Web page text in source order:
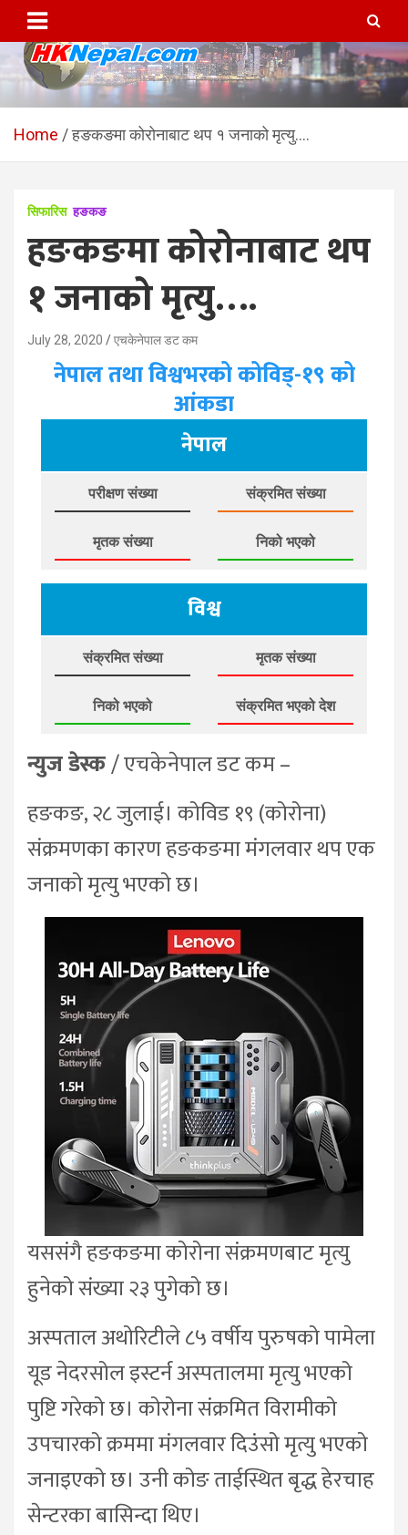
content
HKNepal.com – हङकङबाट
सञ्चालित पहिलो नेपाली अनलाईन
hknepal, hknepal.com, hk nepal, hk nepal com
Home हङकङमा कोरोनाबाट थप १ जनाको मृत्यु….
सिफारिस हङकङ
हङकङमा कोरोनाबाट थप
१ जनाको मृत्यु….
July 28, 2020 एचकेनेपाल डट कम
नेपाल तथा विश्वभरको कोविड्-१९ को
आंकडा
नेपाल
परीक्षण संख्या संक्रमित संख्या
मृतक संख्या निको भएको
विश्व
संक्रमित संख्या मृतक संख्या
निको भएको संक्रमित भएको देश
न्युज डेस्क/ एचकेनेपाल डट कम –
हङकङ, २८ जुलाई। कोविड १९ (कोरोना)
संक्रमणका कारण हङकङमा मंगलवार थप एक
जनाको मृत्यु भएको छ।
यससंगै हङकङमा कोरोना संक्रमणबाट मृत्यु
हुनेको संख्या २३ पुगेको छ।
अस्पताल अथोरिटीले ८५ वर्षीय पुरुषको पामेला
यूड नेदरसोल इस्टर्न अस्पतालमा मृत्यु भएको
पुष्टि गरेको छ। कोरोना संक्रमित विरामीको
उपचारको क्रममा मंगलवार दिउंसो मृत्यु भएको
जनाइएको छ। उनी कोङ ताईस्थित बृद्ध हेरचाह
सेन्टरका बासिन्दा थिए।